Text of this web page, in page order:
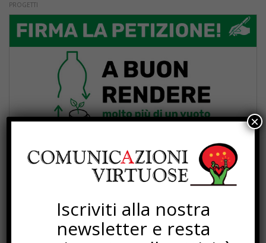
PROGETTI
Iscriviti alla nostra
newsletter e resta
×